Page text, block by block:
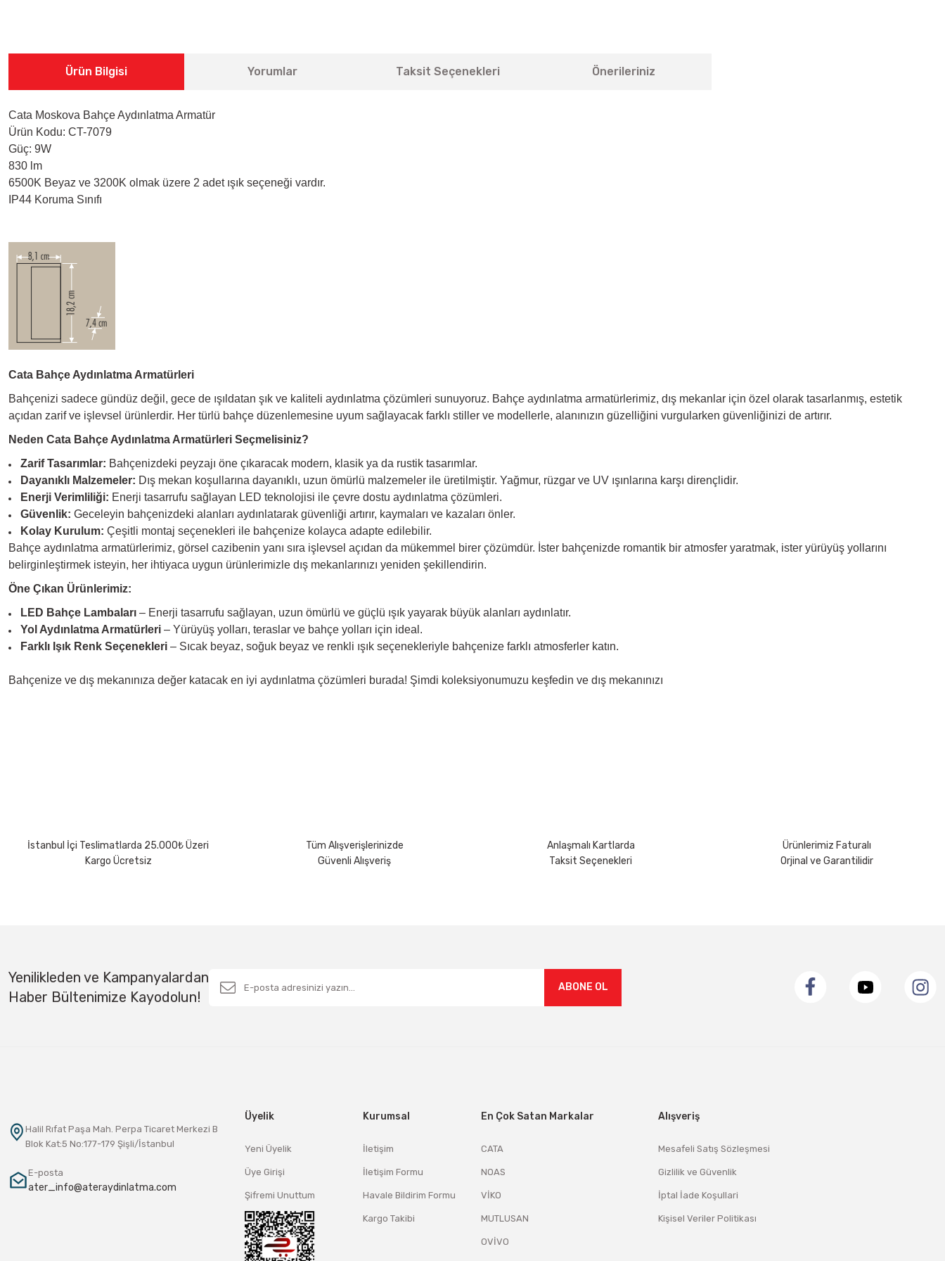
Ürün Bilgisi Yorumlar Taksit Seçenekleri Önerileriniz
Cata Moskova Bahçe Aydınlatma Armatür
Ürün Kodu: CT-7079
Güç: 9W
830 lm
6500K Beyaz ve 3200K olmak üzere 2 adet ışık seçeneği vardır.
IP44 Koruma Sınıfı
Cata Bahçe Aydınlatma Armatürleri
Bahçenizi sadece gündüz değil, gece de ışıldatan şık ve kaliteli aydınlatma çözümleri sunuyoruz. Bahçe aydınlatma armatürlerimiz, dış mekanlar için özel olarak tasarlanmış, estetik
açıdan zarif ve işlevsel ürünlerdir. Her türlü bahçe düzenlemesine uyum sağlayacak farklı stiller ve modellerle, alanınızın güzelliğini vurgularken güvenliğinizi de artırır.
Neden Cata Bahçe Aydınlatma Armatürleri Seçmelisiniz?
Zarif Tasarımlar: Bahçenizdeki peyzajı öne çıkaracak modern, klasik ya da rustik tasarımlar.
Dayanıklı Malzemeler: Dış mekan koşullarına dayanıklı, uzun ömürlü malzemeler ile üretilmiştir. Yağmur, rüzgar ve UV ışınlarına karşı dirençlidir.
Enerji Verimliliği: Enerji tasarrufu sağlayan LED teknolojisi ile çevre dostu aydınlatma çözümleri.
Güvenlik: Geceleyin bahçenizdeki alanları aydınlatarak güvenliği artırır, kaymaları ve kazaları önler.
Kolay Kurulum: Çeşitli montaj seçenekleri ile bahçenize kolayca adapte edilebilir.
Bahçe aydınlatma armatürlerimiz, görsel cazibenin yanı sıra işlevsel açıdan da mükemmel birer çözümdür. İster bahçenizde romantik bir atmosfer yaratmak, ister yürüyüş yollarını
belirginleştirmek isteyin, her ihtiyaca uygun ürünlerimizle dış mekanlarınızı yeniden şekillendirin.
Öne Çıkan Ürünlerimiz:
LED Bahçe Lambaları – Enerji tasarrufu sağlayan, uzun ömürlü ve güçlü ışık yayarak büyük alanları aydınlatır.
Yol Aydınlatma Armatürleri – Yürüyüş yolları, teraslar ve bahçe yolları için ideal.
Farklı Işık Renk Seçenekleri – Sıcak beyaz, soğuk beyaz ve renkli ışık seçenekleriyle bahçenize farklı atmosferler katın.
Bahçenize ve dış mekanınıza değer katacak en iyi aydınlatma çözümleri burada! Şimdi koleksiyonumuzu keşfedin ve dış mekanınızı
Bu ürüne benzer farklı alternatifler olmalı.
İstanbul İçi Teslimatlarda 25.000₺ Üzeri
Kargo Ücretsiz
Tüm Alışverişlerinizde
Güvenli Alışveriş
Anlaşmalı Kartlarda
Taksit Seçenekleri
Ürünlerimiz Faturalı
Orjinal ve Garantilidir
Yenilikleden ve Kampanyalardan
Haber Bültenimize Kayodolun!
ABONE OL
Halil Rıfat Paşa Mah. Perpa Ticaret Merkezi B
Blok Kat:5 No:177-179 Şişli/İstanbul
E-posta
ater_info@ateraydinlatma.com
Üyelik
Yeni Üyelik
Üye Girişi
Şifremi Unuttum
Kurumsal
İletişim
İletişim Formu
Havale Bildirim Formu
Kargo Takibi
En Çok Satan Markalar
CATA
NOAS
VİKO
MUTLUSAN
OVİVO
Alışveriş
Mesafeli Satış Sözleşmesi
Gizlilik ve Güvenlik
İptal İade Koşullari
Kişisel Veriler Politikası